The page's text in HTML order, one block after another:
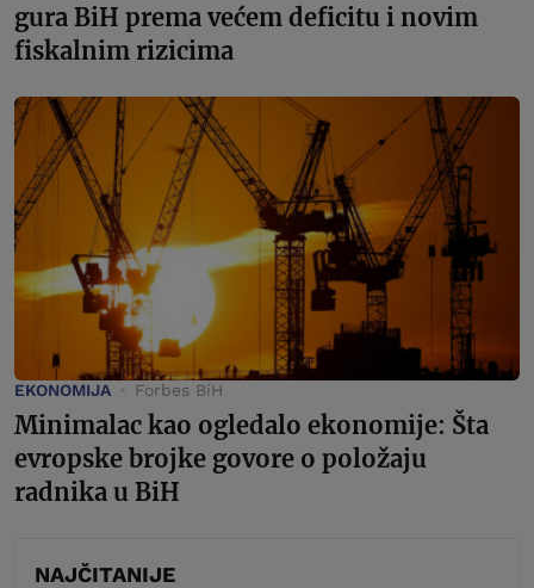
gura BiH prema većem deficitu i novim
fiskalnim rizicima
EKONOMIJA Forbes BiH
Minimalac kao ogledalo ekonomije: Šta
evropske brojke govore o položaju
radnika u BiH
NAJČITANIJE